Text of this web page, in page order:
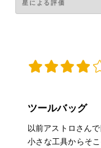
ツールバッグ
以前アストロさん
小さな工具からそ